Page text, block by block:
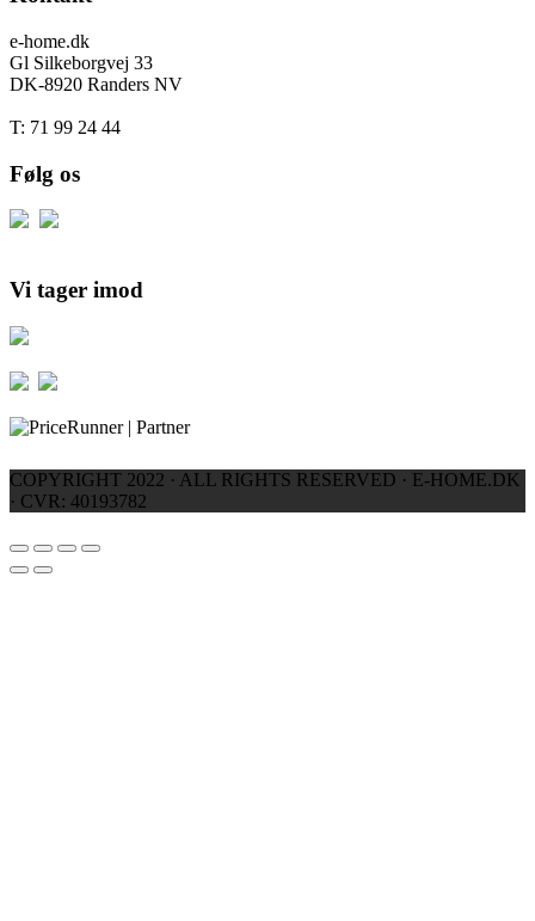
e-home.dk
Gl Silkeborgvej 33
DK-8920 Randers NV
T: 71 99 24 44
Følg os
Vi tager imod
COPYRIGHT 2022 · ALL RIGHTS RESERVED · E-HOME.DK
· CVR: 40193782